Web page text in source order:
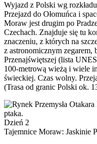
Wyjazd z Polski wg
Przejazd do Ołomuńca i
Moraw jest drugim po
Czechach. Znajduje się tu
znaczeniu, z których na
z astronomicznym
Przenajświętszej (lista
100-metrową wieżą i wiele
świeckiej. Czas wolny.
(Trasa od granic Polski ok.
Dzień 2
Tajemnice Moraw: Jaskinie